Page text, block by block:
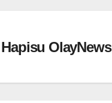
Hapisu OlayNews